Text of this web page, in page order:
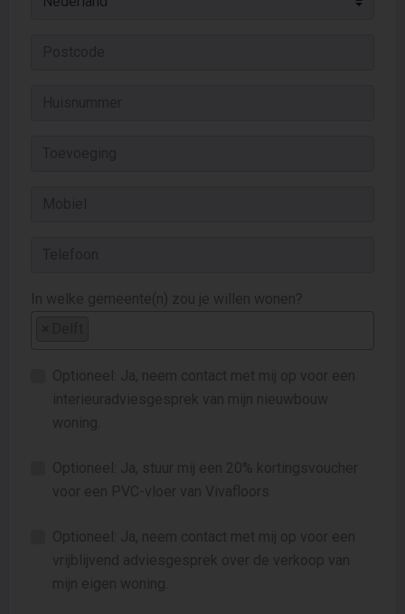
In welke gemeente(n) zou je willen wonen?
Optioneel: Ja, neem contact met mij op voor een
interieuradviesgesprek van mijn nieuwbouw
woning.
Optioneel: Ja, stuur mij een 20% kortingsvoucher
voor een PVC-vloer van Vivafloors
Optioneel: Ja, neem contact met mij op voor een
vrijblijvend adviesgesprek over de verkoop van
mijn eigen woning.